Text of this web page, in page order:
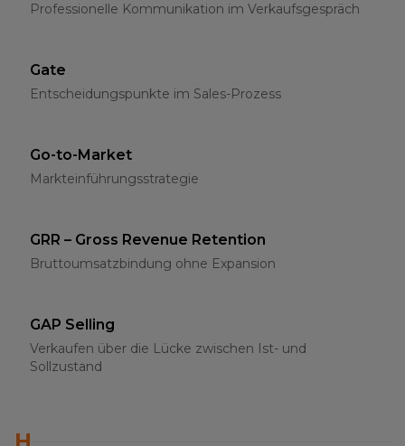
Professionelle Kommunikation im Verkaufsgespräch
Gate
Entscheidungspunkte im Sales-Prozess
Go-to-Market
Markteinführungsstrategie
GRR – Gross Revenue Retention
Bruttoumsatzbindung ohne Expansion
GAP Selling
Verkaufen über die Lücke zwischen Ist- und
Sollzustand